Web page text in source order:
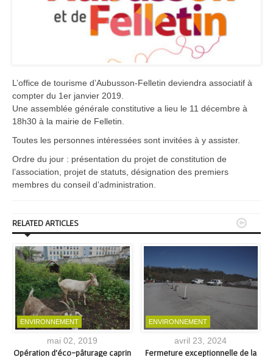
L’office de tourisme d’Aubusson-Felletin deviendra associatif à
compter du 1er janvier 2019.
Une assemblée générale constitutive a lieu le 11 décembre à
18h30 à la mairie de Felletin.
Toutes les personnes intéressées sont invitées à y assister.
Ordre du jour : présentation du projet de constitution de
l’association, projet de statuts, désignation des premiers
membres du conseil d’administration.
RELATED ARTICLES
ENVIRONNEMENT
mai 02, 2019
Opération d’éco-pâturage caprin
ENVIRONNEMENT
avril 23, 2024
Fermeture exceptionnelle de la
